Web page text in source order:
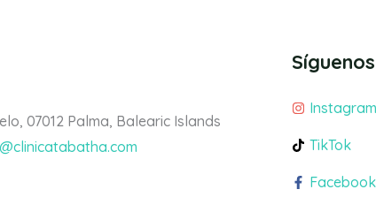
07012 Palma, Balearic Islands
Síguenos
Instagram
TikTok
Facebook